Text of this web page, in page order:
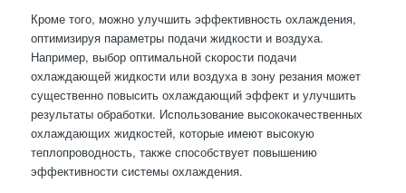
Кроме того, можно улучшить эффективность охлаждения,
оптимизируя параметры подачи жидкости и воздуха.
Например, выбор оптимальной скорости подачи
охлаждающей жидкости или воздуха в зону резания может
существенно повысить охлаждающий эффект и улучшить
результаты обработки. Использование высококачественных
охлаждающих жидкостей, которые имеют высокую
теплопроводность, также способствует повышению
эффективности системы охлаждения.